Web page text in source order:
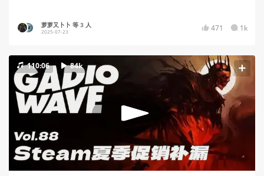
萝萝又卜卜 等 3 人
2025-07-23 471 1k
110:06 84k